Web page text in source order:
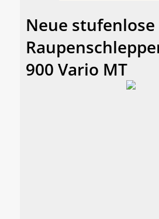
Neue stufenlose
900 Vario MT